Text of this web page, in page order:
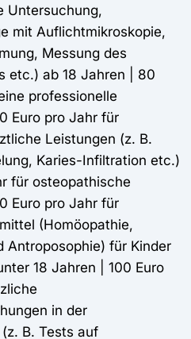
Untersuchung,
mit Auflichtmikroskopie,
Messung des
etc.) ab 18 Jahren | 80
professionelle
Euro pro Jahr für
Leistungen (z. B.
Karies-Infiltration etc.)
für osteopathische
Euro pro Jahr für
(Homöopathie,
Antroposophie) für Kinder
18 Jahren | 100 Euro
in der
B. Tests auf